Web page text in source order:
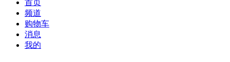
首页
频道
购物车
消息
我的